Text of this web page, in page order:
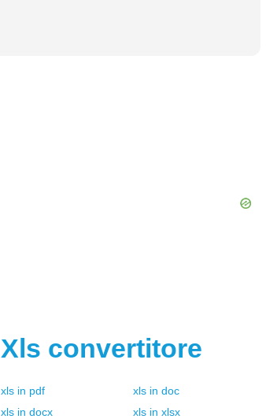
Xls convertitore
xls in pdf xls in doc
xls in docx xls in xlsx